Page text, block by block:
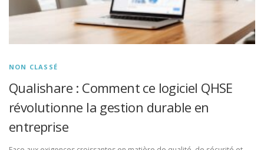
NON CLASSÉ
Qualishare : Comment ce logiciel QHSE
révolutionne la gestion durable en
entreprise